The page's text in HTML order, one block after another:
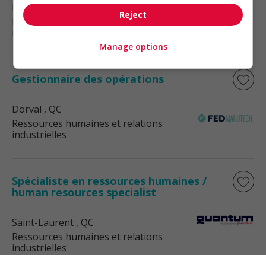
Laval, QC
Ressources humaines et relations
Gestionnaire des opérations
Dorval , QC
Ressources humaines et relations
industrielles
Spécialiste en ressources humaines /
human resources specialist
Saint-Laurent , QC
Ressources humaines et relations
industrielles
Reject
Manage options